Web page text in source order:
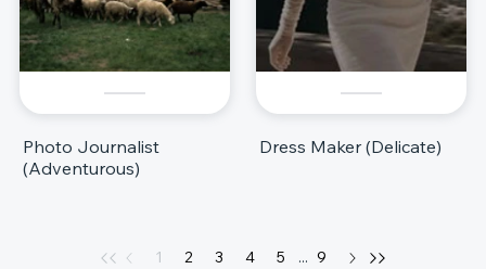
Photo Journalist
(Adventurous)
Dress Maker (Delicate)
1 2 3 4 5 ... 9